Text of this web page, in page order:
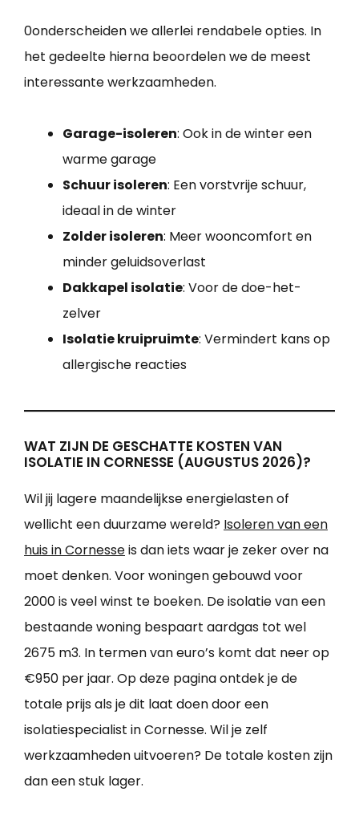
0onderscheiden we allerlei rendabele opties. In
het gedeelte hierna beoordelen we de meest
interessante werkzaamheden.
Garage-isoleren: Ook in de winter een
warme garage
Schuur isoleren: Een vorstvrije schuur,
ideaal in de winter
Zolder isoleren: Meer wooncomfort en
minder geluidsoverlast
Dakkapel isolatie: Voor de doe-het-
zelver
Isolatie kruipruimte: Vermindert kans op
allergische reacties
WAT ZIJN DE GESCHATTE KOSTEN VAN
ISOLATIE IN CORNESSE (AUGUSTUS 2026)?
Wil jij lagere maandelijkse energielasten of
wellicht een duurzame wereld? Isoleren van een
huis in Cornesseis dan iets waar je zeker over na
moet denken. Voor woningen gebouwd voor
2000 is veel winst te boeken. De isolatie van een
bestaande woning bespaart aardgas tot wel
2675 m3. In termen van euro’s komt dat neer op
€950 per jaar. Op deze pagina ontdek je de
totale prijs als je dit laat doen door een
isolatiespecialist in Cornesse. Wil je zelf
werkzaamheden uitvoeren? De totale kosten zijn
dan een stuk lager.